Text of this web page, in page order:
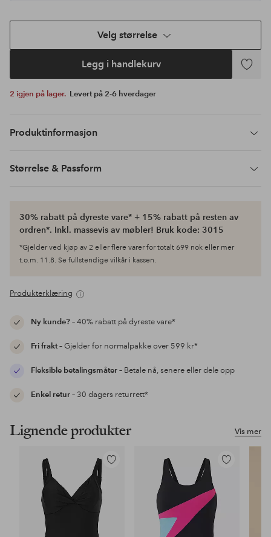
Velg størrelse
Legg i handlekurv
Legg
2 igjen på lager. Levert på 2-6 hverdager
Produktinformasjon
Størrelse & Passform
30% rabatt på dyreste vare* + 15% rabatt på resten av
ordren*. Inkl. massevis av møbler! Bruk kode: 3015
*Gjelder ved kjøp av 2 eller flere varer for totalt 699 nok eller mer
t.o.m. 11.8. Se fullstendige vilkår i kassen.
Produkterklæring
Ny kunde?– 40% rabatt på dyreste vare*
Fri frakt– Gjelder for normalpakke over 599 kr*
Fleksible betalingsmåter– Betale nå, senere eller dele opp
Enkel retur– 30 dagers returrett*
Vis mer
Lignende produkter
Legg
Legg